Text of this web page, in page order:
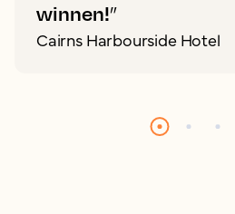
winnen!”
Cairns Harbourside Hotel